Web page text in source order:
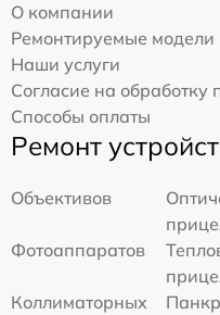
О компании
Ремонтируемые модели
Наши услуги
Согласие на
Способы оплаты
Ремонт
Объективов
Фотоаппаратов
Коллиматорных